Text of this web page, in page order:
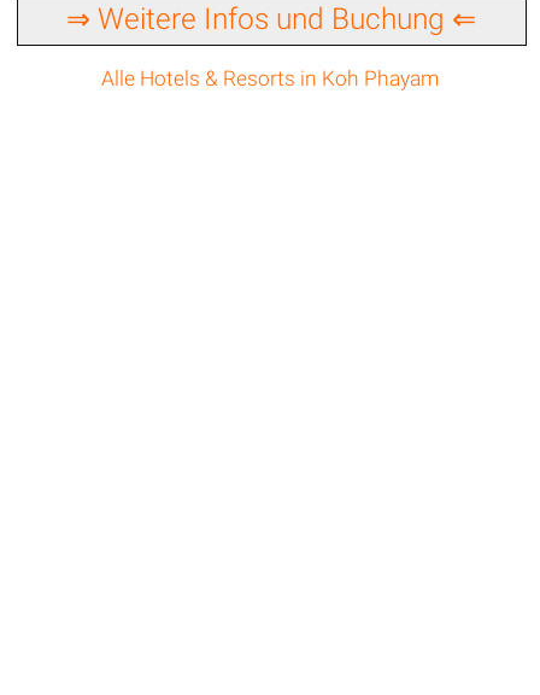
⇒ Weitere Infos und Buchung ⇐
Alle Hotels & Resorts in Koh Phayam